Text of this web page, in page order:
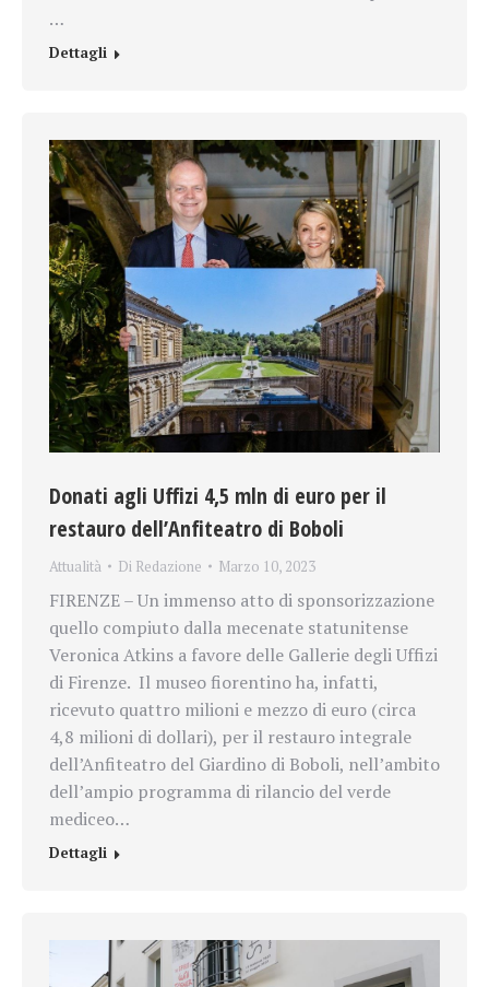
…
Dettagli
Donati agli Uffizi 4,5 mln di euro per il
restauro dell’Anfiteatro di Boboli
Attualità Di Redazione Marzo 10, 2023
FIRENZE – Un immenso atto di sponsorizzazione
quello compiuto dalla mecenate statunitense
Veronica Atkins a favore delle Gallerie degli Uffizi
di Firenze. Il museo fiorentino ha, infatti,
ricevuto quattro milioni e mezzo di euro (circa
4,8 milioni di dollari), per il restauro integrale
dell’Anfiteatro del Giardino di Boboli, nell’ambito
dell’ampio programma di rilancio del verde
mediceo…
Dettagli